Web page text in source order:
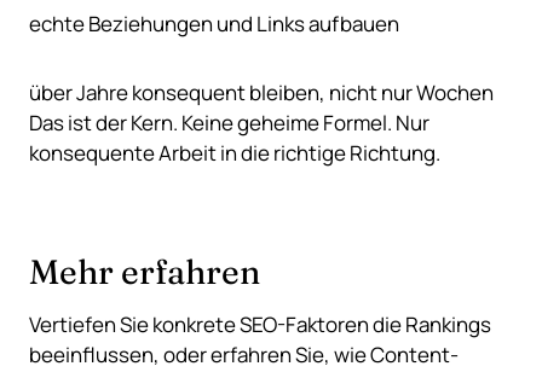
echte Beziehungen und Links aufbauen
über Jahre konsequent bleiben, nicht nur Wochen
Das ist der Kern. Keine geheime Formel. Nur
konsequente Arbeit in die richtige Richtung.
Mehr erfahren
Vertiefen Sie konkreteSEO-Faktorendie Rankings
beeinflussen, oder erfahren Sie, wieContent-